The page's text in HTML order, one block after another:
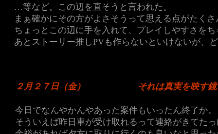
…等など。この辺を直そうと言われた。
まぁ確かにその方がよさそうって思える点がたく
ちょっとこの辺に手を入れて、プレイしやすさを
あとストーリー推しPVも作らないといけないが、
２月２７日（金） それは真実を映す
今日でなんやかんやあった案件もいったん終了か。
そういえば昨日車が受け取れるって連絡がきてた